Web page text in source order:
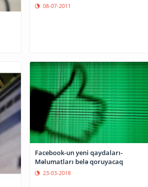
08-07-2011
Facebook-un yeni qaydaları-
Məlumatları belə qoruyacaq
23-03-2018